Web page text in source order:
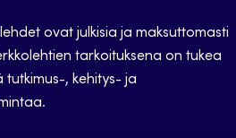
ovat julkisia ja maksuttomasti
tarkoituksena on tukea
tutkimus-, kehitys- ja